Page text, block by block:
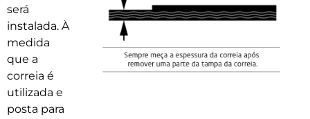
será
instalada. À
medida
que a
correia é
utilizada e
posta para